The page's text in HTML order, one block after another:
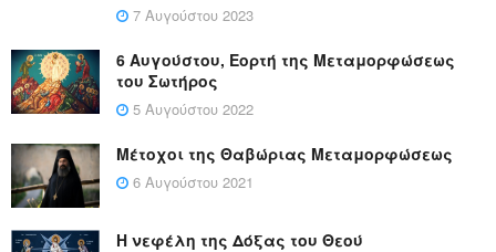
7 Αυγούστου 2023
6 Αυγούστου, Εορτή της Μεταμορφώσεως
του Σωτήρος
5 Αυγούστου 2022
Μέτοχοι της Θαβώριας Μεταμορφώσεως
6 Αυγούστου 2021
Η νεφέλη της Δόξας του Θεού